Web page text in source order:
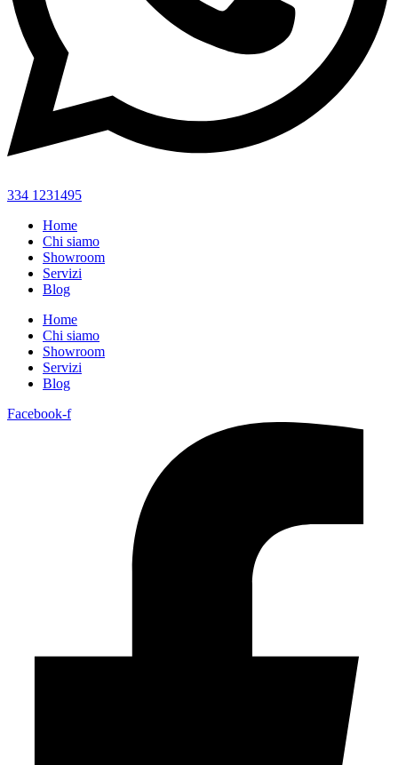
334 1231495
Home
Chi siamo
Showroom
Servizi
Blog
Home
Chi siamo
Showroom
Servizi
Blog
Facebook-f